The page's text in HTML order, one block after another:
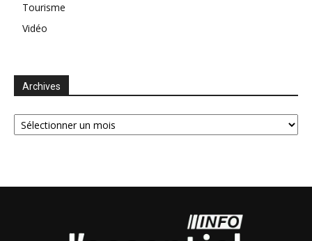
Tourisme
Vidéo
Archives
Archives